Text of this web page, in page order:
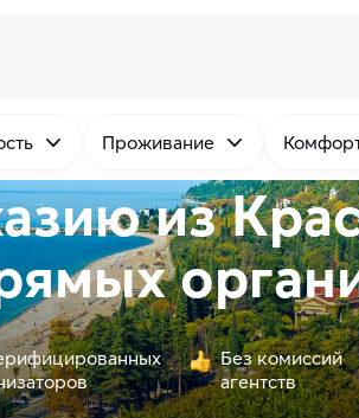
Проживание
из
Без комиссий
агентств